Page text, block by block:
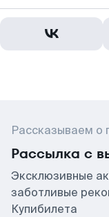
Рассказываем о
Рассылка с
Эксклюзивные
заботливые
Купибилета